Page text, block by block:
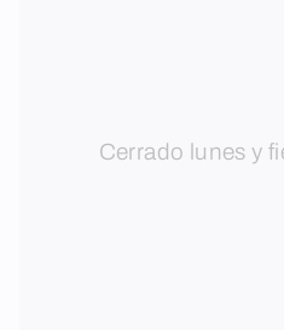
Cerrado lunes y